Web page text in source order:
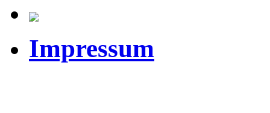
Impressum